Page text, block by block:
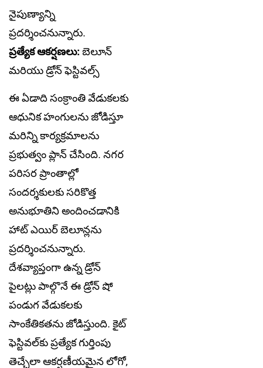
నైపుణ్యాన్ని
ప్రదర్శించనున్నారు.
ప్రత్యేక ఆకర్షణలు: బెలూన్
మరియు డ్రోన్ ఫెస్టివల్స్
ఈ ఏడాది సంక్రాంతి వేడుకలకు
ఆధునిక హంగులను జోడిస్తూ
మరిన్ని కార్యక్రమాలను
ప్రభుత్వం ప్లాన్ చేసింది. నగర
పరిసర ప్రాంతాల్లో
సందర్శకులకు సరికొత్త
అనుభూతిని అందించడానికి
హాట్ ఎయిర్ బెలూన్లను
ప్రదర్శించనున్నారు.
దేశవ్యాప్తంగా ఉన్న డ్రోన్
పైలట్లు పాల్గొనే ఈ డ్రోన్ షో
పండుగ వేడుకలకు
సాంకేతికతను జోడిస్తుంది. కైట్
ఫెస్టివల్‌కు ప్రత్యేక గుర్తింపు
తెచ్చేలా ఆకర్షణీయమైన లోగో,